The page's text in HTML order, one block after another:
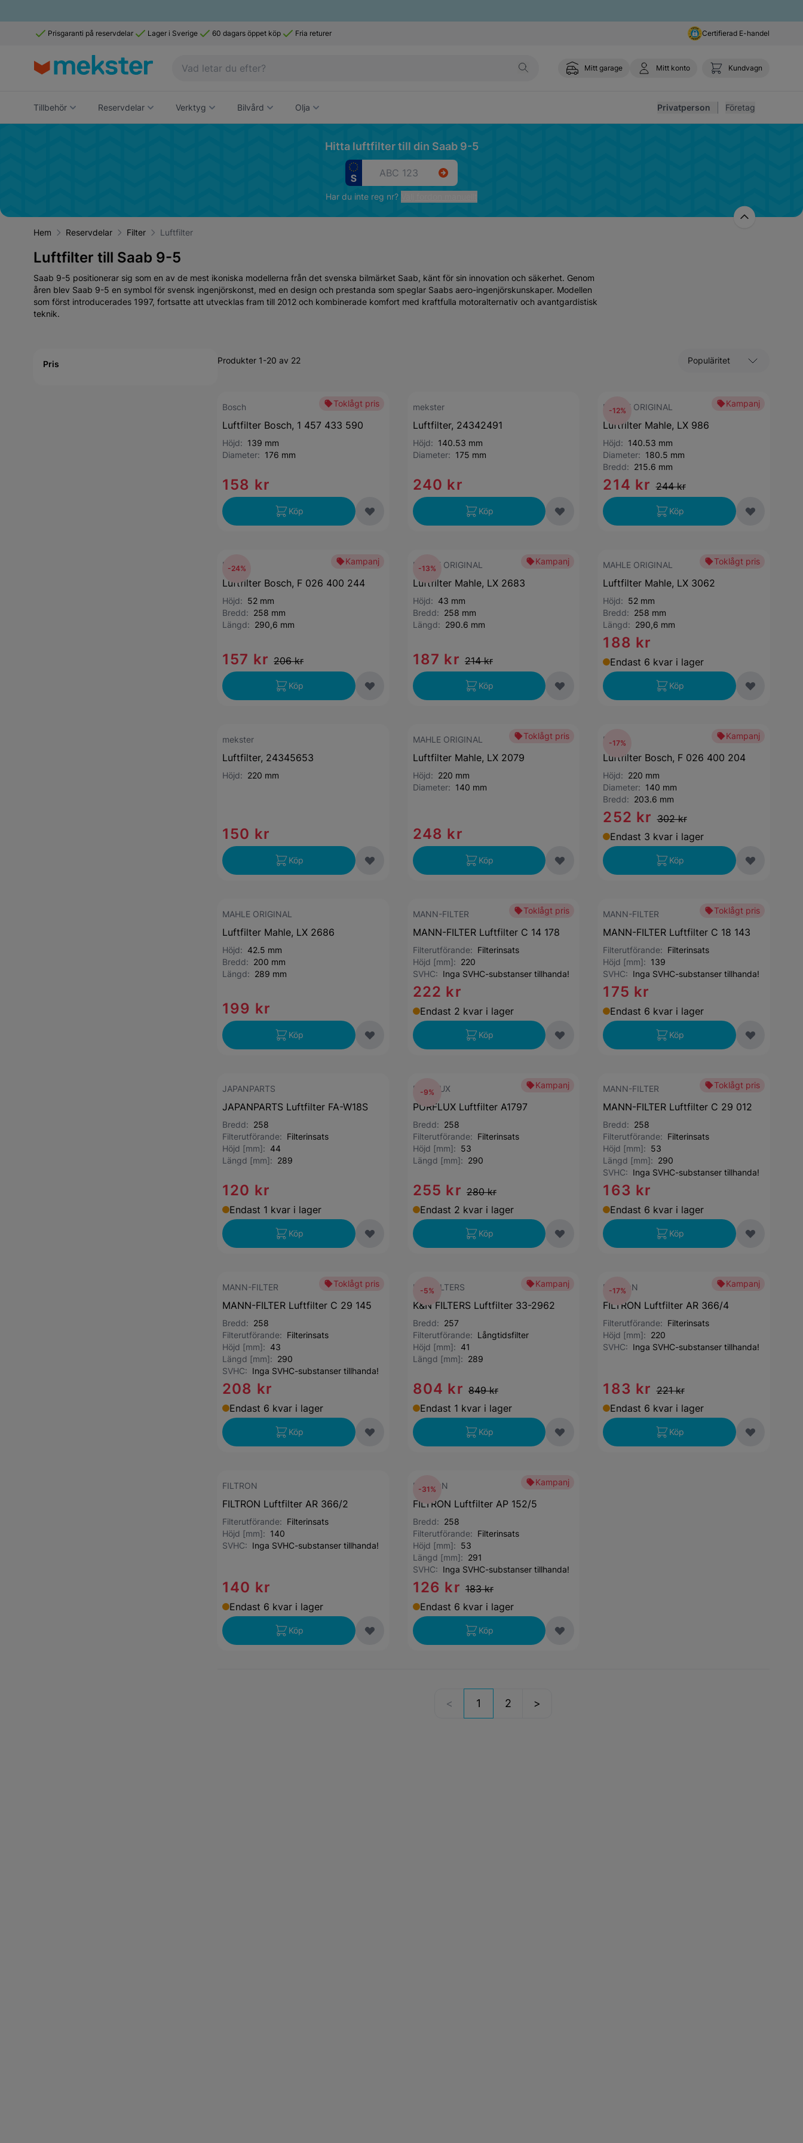
Prisgaranti på reservdelar Lager i Sverige 60 dagars öppet köp Fria returer Certifierad E-handel
Mitt garage Mitt konto Kundvagn
Tillbehör Reservdelar Verktyg Bilvård Olja Privatperson Företag
Hitta luftfilter till din Saab 9-5
Har du inte reg nr?
Hem Reservdelar Filter Luftfilter
Luftfilter till Saab 9-5
Saab 9-5 positionerar sig som en av de mest ikoniska modellerna från det svenska bilmärket Saab, känt för sin innovation och säkerhet. Genom
åren blev Saab 9-5 en symbol för svensk ingenjörskonst, med en design och prestanda som speglar Saabs aero-ingenjörskunskaper. Modellen
som först introducerades 1997, fortsatte att utvecklas fram till 2012 och kombinerade komfort med kraftfulla motoralternativ och avantgardistisk
teknik.
Pris
Sortera efter
Produkter 1-20 av 22
Toklågt pris
Bosch
Luftfilter Bosch, 1 457 433 590
Höjd: 139 mm
Diameter: 176 mm
158 kr
Köp
mekster
Luftfilter, 24342491
Höjd: 140.53 mm
Diameter: 175 mm
240 kr
Köp
Kampanj
MAHLE ORIGINAL
Luftfilter Mahle, LX 986
Höjd: 140.53 mm
Diameter: 180.5 mm
Bredd: 215.6 mm
214 kr 244 kr
-12%
Köp
Kampanj
Bosch
Luftfilter Bosch, F 026 400 244
Höjd: 52 mm
Bredd: 258 mm
Längd: 290,6 mm
157 kr 206 kr
-24%
Köp
Kampanj
MAHLE ORIGINAL
Luftfilter Mahle, LX 2683
Höjd: 43 mm
Bredd: 258 mm
Längd: 290.6 mm
187 kr 214 kr
-13%
Köp
Toklågt pris
MAHLE ORIGINAL
Luftfilter Mahle, LX 3062
Höjd: 52 mm
Bredd: 258 mm
Längd: 290,6 mm
188 kr
Endast 6 kvar i lager
Köp
mekster
Luftfilter, 24345653
Höjd: 220 mm
150 kr
Köp
Toklågt pris
MAHLE ORIGINAL
Luftfilter Mahle, LX 2079
Höjd: 220 mm
Diameter: 140 mm
248 kr
Köp
Kampanj
Bosch
Luftfilter Bosch, F 026 400 204
Höjd: 220 mm
Diameter: 140 mm
Bredd: 203.6 mm
252 kr 302 kr
-17%
Endast 3 kvar i lager
Köp
MAHLE ORIGINAL
Luftfilter Mahle, LX 2686
Höjd: 42.5 mm
Bredd: 200 mm
Längd: 289 mm
199 kr
Köp
Toklågt pris
MANN-FILTER
MANN-FILTER Luftfilter C 14 178
Filterutförande: Filterinsats
Höjd [mm]: 220
SVHC: Inga SVHC-substanser tillhanda!
222 kr
Endast 2 kvar i lager
Köp
Toklågt pris
MANN-FILTER
MANN-FILTER Luftfilter C 18 143
Filterutförande: Filterinsats
Höjd [mm]: 139
SVHC: Inga SVHC-substanser tillhanda!
175 kr
Endast 6 kvar i lager
Köp
JAPANPARTS
JAPANPARTS Luftfilter FA-W18S
Bredd: 258
Filterutförande: Filterinsats
Höjd [mm]: 44
Längd [mm]: 289
120 kr
Endast 1 kvar i lager
Köp
Kampanj
PURFLUX
PURFLUX Luftfilter A1797
Bredd: 258
Filterutförande: Filterinsats
Höjd [mm]: 53
Längd [mm]: 290
255 kr 280 kr
-9%
Endast 2 kvar i lager
Köp
Toklågt pris
MANN-FILTER
MANN-FILTER Luftfilter C 29 012
Bredd: 258
Filterutförande: Filterinsats
Höjd [mm]: 53
Längd [mm]: 290
SVHC: Inga SVHC-substanser tillhanda!
163 kr
Endast 6 kvar i lager
Köp
Toklågt pris
MANN-FILTER
MANN-FILTER Luftfilter C 29 145
Bredd: 258
Filterutförande: Filterinsats
Höjd [mm]: 43
Längd [mm]: 290
SVHC: Inga SVHC-substanser tillhanda!
208 kr
Endast 6 kvar i lager
Köp
Kampanj
K&N FILTERS
K&N FILTERS Luftfilter 33-2962
Bredd: 257
Filterutförande: Långtidsfilter
Höjd [mm]: 41
Längd [mm]: 289
804 kr 849 kr
-5%
Endast 1 kvar i lager
Köp
Kampanj
FILTRON
FILTRON Luftfilter AR 366/4
Filterutförande: Filterinsats
Höjd [mm]: 220
SVHC: Inga SVHC-substanser tillhanda!
183 kr 221 kr
-17%
Endast 6 kvar i lager
Köp
FILTRON
FILTRON Luftfilter AR 366/2
Filterutförande: Filterinsats
Höjd [mm]: 140
SVHC: Inga SVHC-substanser tillhanda!
140 kr
Endast 6 kvar i lager
Köp
Kampanj
FILTRON
FILTRON Luftfilter AP 152/5
Bredd: 258
Filterutförande: Filterinsats
Höjd [mm]: 53
Längd [mm]: 291
SVHC: Inga SVHC-substanser tillhanda!
126 kr 183 kr
-31%
Endast 6 kvar i lager
Köp
1 2